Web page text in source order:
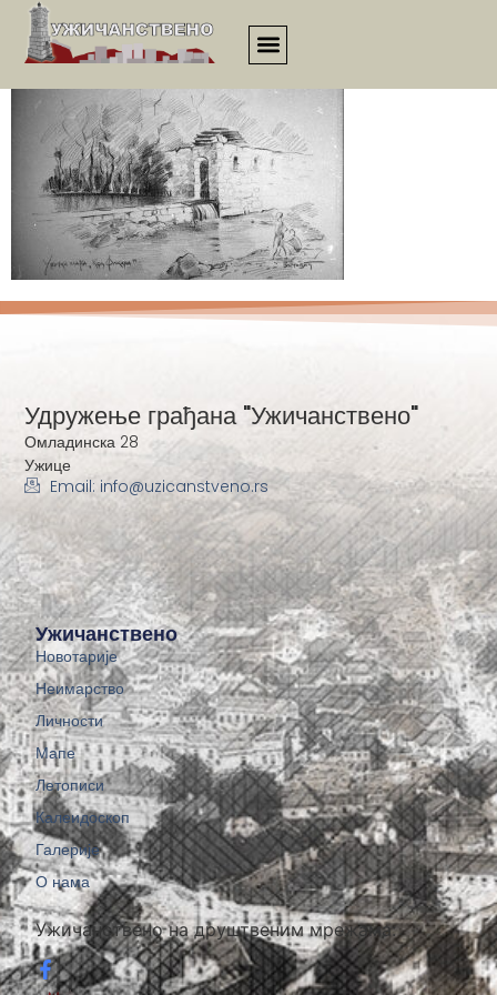
338
Ужичанствено на друштвеним мрежама:
Ужичанствено
Новотарије
Неимарство
Личности
Мапе
Летописи
Калеидоскоп
Галерије
О нама
Удружење грађана "Ужичанствено"
Омладинска 28
Ужице
Email: info@uzicanstveno.rs